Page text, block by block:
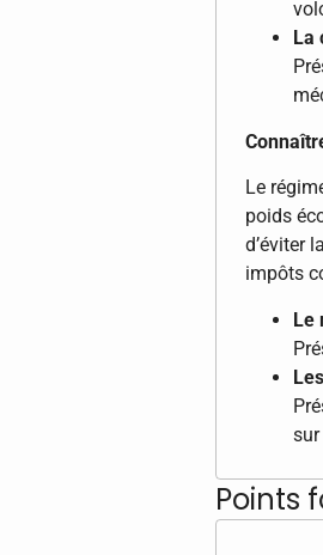
La
Le
poids
d’éviter
impôts
Le
Points